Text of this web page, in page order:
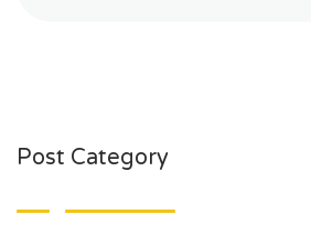
Post Category